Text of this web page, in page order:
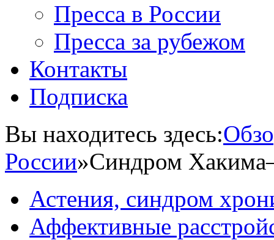
Пресса в России
Пресса за рубежом
Контакты
Подписка
Вы находитесь здесь:
России»Синдром
Астения, синдром
Аффективные